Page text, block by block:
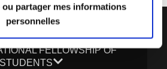
ou partager mes informations
personnelles
FELLOWSHIP OF